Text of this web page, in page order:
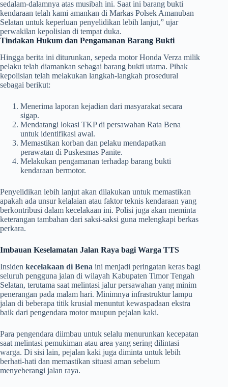
sedalam-dalamnya atas musibah ini. Saat ini barang bukti
kendaraan telah kami amankan di Markas Polsek Amanuban
Selatan untuk keperluan penyelidikan lebih lanjut,” ujar
perwakilan kepolisian di tempat duka.
Tindakan Hukum dan Pengamanan Barang Bukti
​Hingga berita ini diturunkan, sepeda motor Honda Verza milik
pelaku telah diamankan sebagai barang bukti utama. Pihak
kepolisian telah melakukan langkah-langkah prosedural
sebagai berikut:
​Menerima laporan kejadian dari masyarakat secara
sigap.
​Mendatangi lokasi TKP di persawahan Rata Bena
untuk identifikasi awal.
​Memastikan korban dan pelaku mendapatkan
perawatan di Puskesmas Panite.
​Melakukan pengamanan terhadap barang bukti
kendaraan bermotor.
​Penyelidikan lebih lanjut akan dilakukan untuk memastikan
apakah ada unsur kelalaian atau faktor teknis kendaraan yang
berkontribusi dalam kecelakaan ini. Polisi juga akan meminta
keterangan tambahan dari saksi-saksi guna melengkapi berkas
perkara.
Imbauan Keselamatan Jalan Raya bagi Warga TTS
​Insiden kecelakaan di Bena ini menjadi peringatan keras bagi
seluruh pengguna jalan di wilayah Kabupaten Timor Tengah
Selatan, terutama saat melintasi jalur persawahan yang minim
penerangan pada malam hari. Minimnya infrastruktur lampu
jalan di beberapa titik krusial menuntut kewaspadaan ekstra
baik dari pengendara motor maupun pejalan kaki.
​Para pengendara diimbau untuk selalu menurunkan kecepatan
saat melintasi pemukiman atau area yang sering dilintasi
warga. Di sisi lain, pejalan kaki juga diminta untuk lebih
berhati-hati dan memastikan situasi aman sebelum
menyeberangi jalan raya.